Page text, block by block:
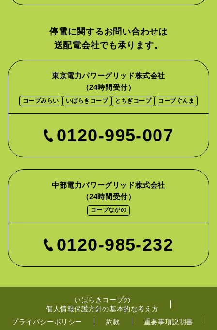
停電に関するお問い合わせは
送配電会社でも承ります。
東京電力パワーグリッド株式会社
（24時間受付）
コープみらい いばらきコープ とちぎコープ コープぐんま
0120-995-007
中部電力パワーグリッド株式会社
（24時間受付）
コープながの
0120-985-232
いばらきコープの
個人情報保護方針の基本的な考え方
プライバシーポリシー
約款 重要事項説明書